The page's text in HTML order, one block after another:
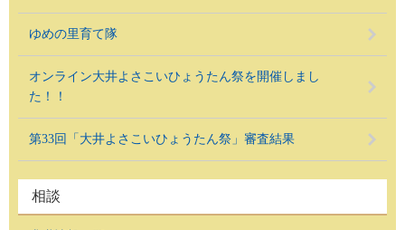
ゆめの里育て隊
オンライン大井よさこいひょうたん祭を開催しまし
た！！
第33回「大井よさこいひょうたん祭」審査結果
相談